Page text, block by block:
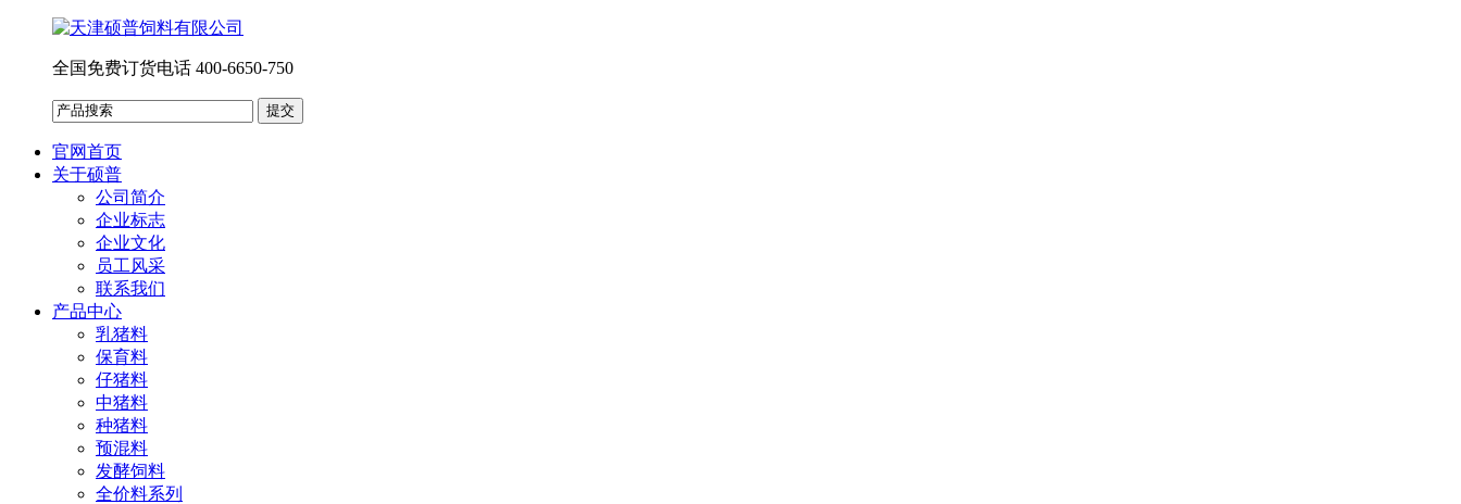
全国免费订货电话 400-6650-750
官网首页
关于硕普
公司简介
企业标志
企业文化
员工风采
联系我们
产品中心
乳猪料
保育料
仔猪料
中猪料
种猪料
预混料
发酵饲料
全价料系列